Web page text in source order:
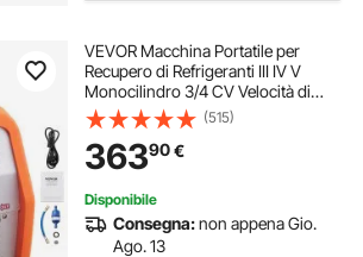
VEVOR Macchina Portatile per
Recupero di Refrigeranti III IV V
Monocilindro 3/4 CV Velocità di
Rotazione 1450 giri/min,
Recuperatore per Refrigeranti con
Manometro Protezione Alta
Pressione 38,6 bar
(515)
36390€
Disponibile
Consegna:non appena Gio.
Ago. 13